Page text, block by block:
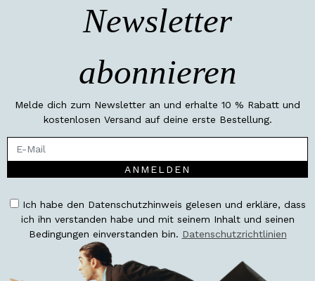
Newsletter
abonnieren
Melde dich zum Newsletter an und erhalte 10 % Rabatt und
kostenlosen Versand auf deine erste Bestellung.
ANMELDEN
Ich habe den Datenschutzhinweis gelesen und erkläre, dass
ich ihn verstanden habe und mit seinem Inhalt und seinen
Bedingungen einverstanden bin. Datenschutzrichtlinien